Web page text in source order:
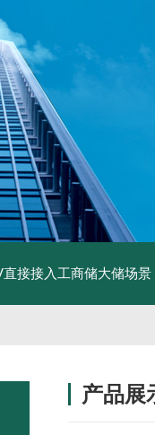
接接入工商储大储场景
产品展